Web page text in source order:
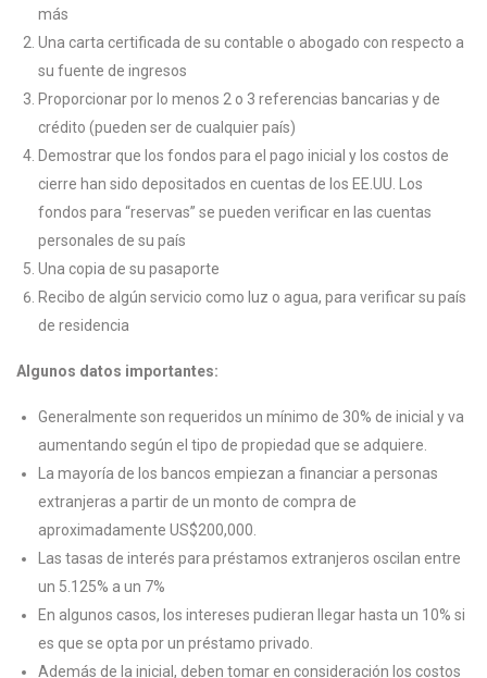
más
Una carta certificada de su contable o abogado con respecto a
su fuente de ingresos
Proporcionar por lo menos 2 o 3 referencias bancarias y de
crédito (pueden ser de cualquier país)
Demostrar que los fondos para el pago inicial y los costos de
cierre han sido depositados en cuentas de los EE.UU. Los
fondos para “reservas” se pueden verificar en las cuentas
personales de su país
Una copia de su pasaporte
Recibo de algún servicio como luz o agua, para verificar su país
de residencia
Algunos datos importantes:
Generalmente son requeridos un mínimo de 30% de inicial y va
aumentando según el tipo de propiedad que se adquiere.
La mayoría de los bancos empiezan a financiar a personas
extranjeras a partir de un monto de compra de
aproximadamente US$200,000.
Las tasas de interés para préstamos extranjeros oscilan entre
un 5.125% a un 7%
En algunos casos, los intereses pudieran llegar hasta un 10% si
es que se opta por un préstamo privado.
Además de la inicial, deben tomar en consideración los costos